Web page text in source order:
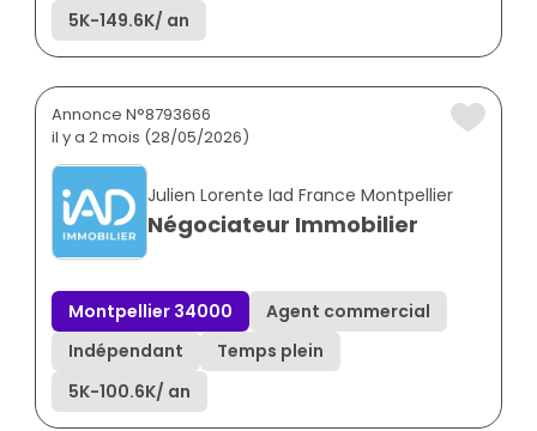
5K-149.6K/ an
Annonce N°8793666
il y a 2 mois (28/05/2026)
Julien Lorente Iad France Montpellier
Négociateur Immobilier
Montpellier 34000
Agent commercial
Indépendant
Temps plein
5K-100.6K/ an